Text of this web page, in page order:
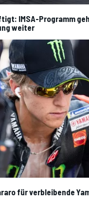
IMSA-Programm
weiter
für verbleibende